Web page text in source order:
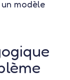
modèle